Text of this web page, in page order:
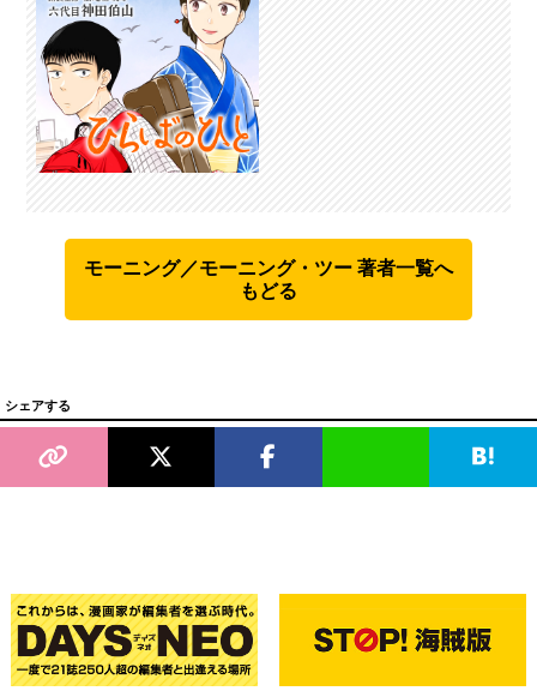
モーニング／モーニング・ツー 著者一覧へ
もどる
シェアする